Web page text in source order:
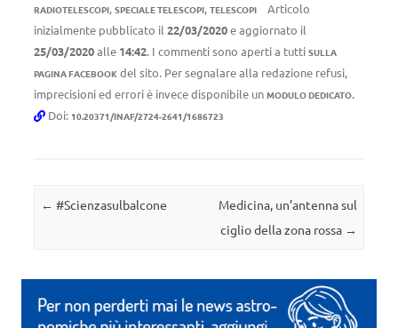
RADIOTELESCOPI, SPECIALE TELESCOPI, TELESCOPI
Articolo
inizialmente pubblicato il 22/03/2020e aggiornato il
25/03/2020alle 14:42. I commenti sono aperti a tutti SULLA
PAGINA FACEBOOK del sito. Per segnalare alla redazione refusi,
imprecisioni ed errori è invece disponibile un MODULO DEDICATO.
Doi: 10.20371/INAF/2724-2641/1686723
Navigazione articolo
← #Scienzasulbalcone
Medicina, un’antenna sul
ciglio della zona rossa →